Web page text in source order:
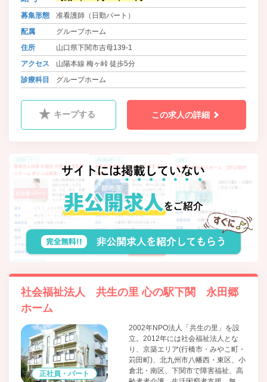
護等のサービスを広げる。発足当初
より、当法人が心掛けて取り組んで
きたことは「少し大変な事、他法人
ら求められている福祉や公益サービ
スを、求められている地域で展開す
る」ことに努めてまいります。
募集形態
准看護師（日勤パート）
配属
グループホーム
住所
山口県下関市吉母139-1
アクセス
山陽本線 梅ヶ峠 徒歩5分
診療科目
グループホーム
キープする この求人の詳細
社会福祉法人 共生の里 心の駅下関 永田郷
ホーム
正社員・パート
2002年NPO法人「共生の里」を設
立。2012年には社会福祉法人とな
り、京築エリア(行橋市・みやこ町・
苅田町)、北九州市八幡西・東区、小
倉北・南区、下関市で障害福祉、高